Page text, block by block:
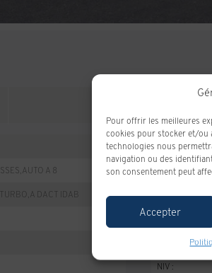
Pour offrir les meilleures
cookies pour stocker et/ou
technologies nous
navigation ou des
son consentement peut
Accepter
ODOMÈTRE:
A 8 MOTRICITÉ :
DACT IDAB MOTEUR (L) :
COULEUR
COULEUR
NIV :